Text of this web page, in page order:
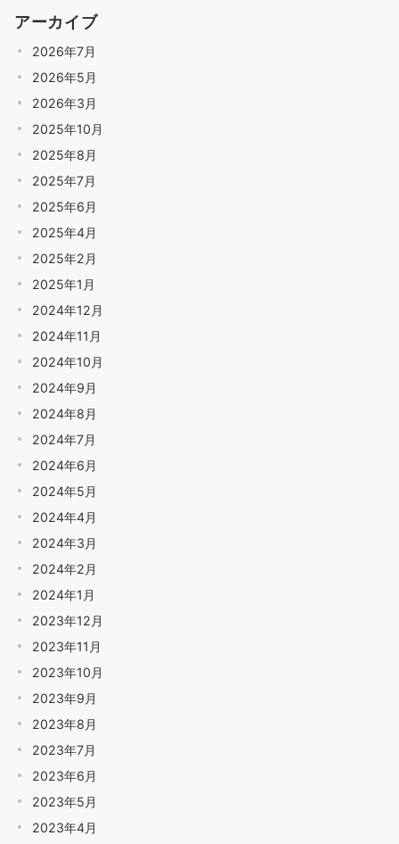
アーカイブ
2026年7月
2026年5月
2026年3月
2025年10月
2025年8月
2025年7月
2025年6月
2025年4月
2025年2月
2025年1月
2024年12月
2024年11月
2024年10月
2024年9月
2024年8月
2024年7月
2024年6月
2024年5月
2024年4月
2024年3月
2024年2月
2024年1月
2023年12月
2023年11月
2023年10月
2023年9月
2023年8月
2023年7月
2023年6月
2023年5月
2023年4月